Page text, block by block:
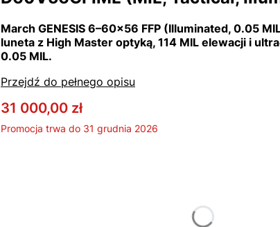
March GENESIS 6–60x56 FFP (Illuminated, 0.05
luneta z High Master optyką, 114 MIL elewacji i
0.05 MIL.
Przejdź do pełnego opisu
31 000,00 zł
Promocja trwa do 31 grudnia 2026